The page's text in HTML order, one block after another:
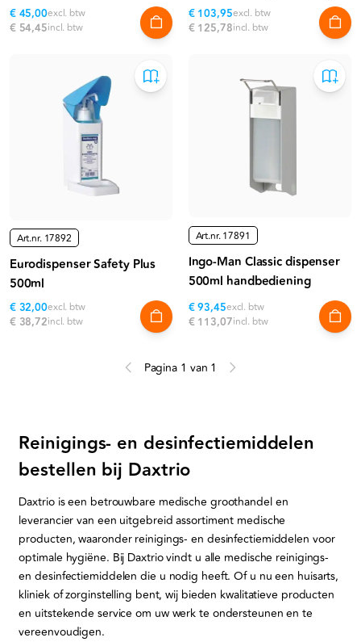
€ 45,00excl. btw
€ 54,45incl. btw
€ 103,95excl. btw
€ 125,78incl. btw
Art.nr. 17892
Eurodispenser Safety Plus
500ml
€ 32,00excl. btw
€ 38,72incl. btw
Art.nr.17891
Ingo-Man Classic dispenser
500ml handbediening
€ 93,45excl. btw
€ 113,07incl. btw
Pagina 1 van 1
Reinigings- en desinfectiemiddelen
bestellen bij Daxtrio
Daxtrio is een betrouwbare medische groothandel en
leverancier van een uitgebreid assortiment medische
producten, waaronder reinigings- en desinfectiemiddelen voor
optimale hygiëne. Bij Daxtrio vindt u alle medische reinigings-
en desinfectiemiddelen die u nodig heeft. Of u nu een huisarts,
kliniek of zorginstelling bent, wij bieden kwalitatieve producten
en uitstekende service om uw werk te ondersteunen en te
vereenvoudigen.